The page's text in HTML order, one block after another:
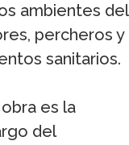
ambientes del
percheros y
sanitarios.
es la
del